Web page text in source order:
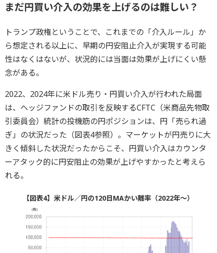
まだ円買い介入の効果を上げるのは難しい？
トランプ政権ということで、これまでの「介入ルール」か
ら想定される以上に、早期の円安阻止介入が実現する可能
性はなくはないが、状況的には当面は効果が上げにくい懸
念がある。
2022、2024年に米ドル売り・円買い介入が行われた局面
は、ヘッジファンドの取引を反映するCFTC（米商品先物取
引委員会）統計の投機筋の円ポジションは、円「売られ過
ぎ」の状況だった（図表4参照）。マーケットが円売りに大
きく傾斜した状況だったからこそ、円買い介入はカウンタ
ーアタック的に円安阻止の効果が上げやすかったと考えら
れる。
【図表4】米ドル／円の120日MAかい離率（2022年～）